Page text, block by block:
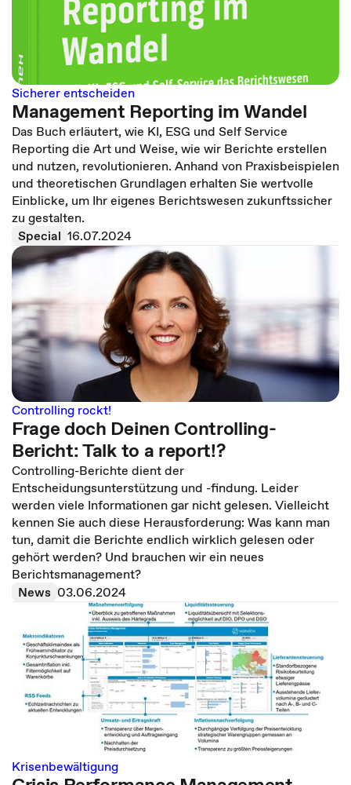
Sicherer entscheiden
Management Reporting im Wandel
Das Buch erläutert, wie KI, ESG und Self Service
Reporting die Art und Weise, wie wir Berichte erstellen
und nutzen, revolutionieren. Anhand von Praxisbeispielen
und theoretischen Grundlagen erhalten Sie wertvolle
Einblicke, um Ihr eigenes Berichtswesen zukunftssicher
zu gestalten.
Special 16.07.2024
Controlling rockt!
Frage doch Deinen Controlling-
Bericht: Talk to a report!?
Controlling-Berichte dient der
Entscheidungsunterstützung und -findung. Leider
werden viele Informationen gar nicht gelesen. Vielleicht
kennen Sie auch diese Herausforderung: Was kann man
tun, damit die Berichte endlich wirklich gelesen oder
gehört werden? Und brauchen wir ein neues
Berichtsmanagement?
News 03.06.2024
Krisenbewältigung